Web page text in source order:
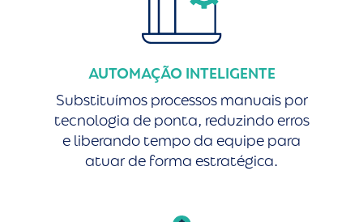
AUTOMAÇÃO INTELIGENTE
Substituímos processos manuais por
tecnologia de ponta, reduzindo erros
e liberando tempo da equipe para
atuar de forma estratégica.